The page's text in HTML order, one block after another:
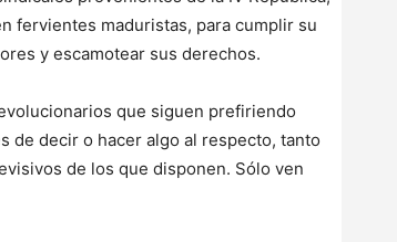
fervientes maduristas, para cumplir su
y escamotear sus derechos.
que siguen prefiriendo
de decir o hacer algo al respecto, tanto
de los que disponen. Sólo ven